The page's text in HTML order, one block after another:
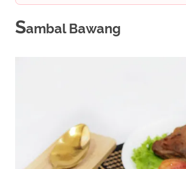
Sambal Bawang